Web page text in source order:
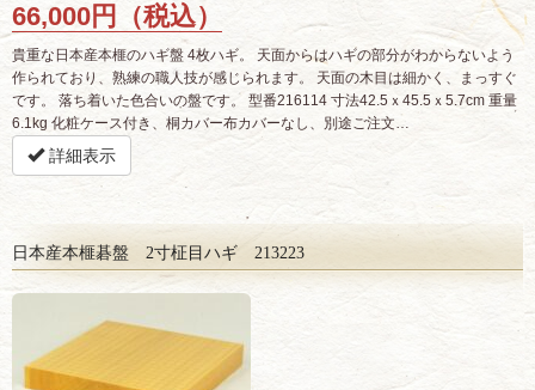
66,000円（税込）
貴重な日本産本榧のハギ盤 4枚ハギ。 天面からはハギの部分がわからないよう
作られており、熟練の職人技が感じられます。 天面の木目は細かく、まっすぐ
です。 落ち着いた色合いの盤です。 型番216114 寸法42.5ｘ45.5ｘ5.7cm 重量
6.1kg 化粧ケース付き、桐カバー布カバーなし、別途ご注文…
詳細表示
日本産本榧碁盤 2寸柾目ハギ 213223